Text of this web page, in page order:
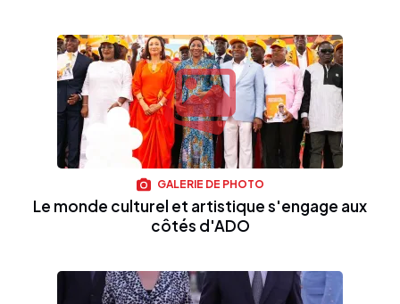
GALERIE DE PHOTO
Le monde culturel et artistique s'engage aux
côtés d'ADO